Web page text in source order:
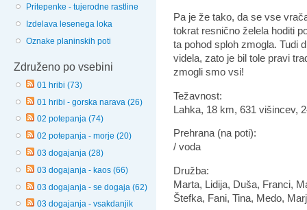
Pritepenke - tujerodne rastline
Izdelava lesenega loka
Oznake planinskih poti
Združeno po vsebini
01 hribi (73)
01 hribi - gorska narava (26)
02 potepanja (74)
02 potepanja - morje (20)
03 dogajanja (28)
03 dogajanja - kaos (66)
03 dogajanja - se dogaja (62)
03 dogajanja - vsakdanjik
Pa je že tako, da se vse
tokrat resnično želela hoditi
ta pohod sploh zmogla. Tudi
videla, zato je bil tole pravi
zmogli smo vsi!
Težavnost:
Lahka, 18 km, 631 višincev,
Prehrana (na poti):
/ voda
Družba:
Marta, Lidija, Duša, Franci,
Štefka, Fani, Tina, Medo,